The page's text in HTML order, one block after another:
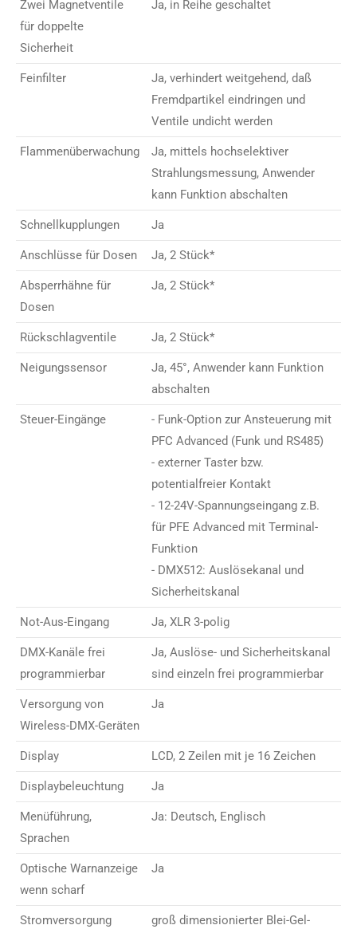
Zwei Magnetventile
für doppelte
Sicherheit
Ja, in Reihe geschaltet
Feinfilter
Ja, verhindert weitgehend, daß
Fremdpartikel eindringen und
Ventile undicht werden
Flammenüberwachung
Ja, mittels hochselektiver
Strahlungsmessung, Anwender
kann Funktion abschalten
Schnellkupplungen Ja
Anschlüsse für Dosen Ja, 2 Stück*
Absperrhähne für
Dosen
Ja, 2 Stück*
Rückschlagventile Ja, 2 Stück*
Neigungssensor
Ja, 45°, Anwender kann Funktion
abschalten
Steuer-Eingänge
- Funk-Option zur Ansteuerung mit
PFC Advanced (Funk und RS485)
- externer Taster bzw.
potentialfreier Kontakt
- 12-24V-Spannungseingang z.B.
für PFE Advanced mit Terminal-
Funktion
- DMX512: Auslösekanal und
Sicherheitskanal
Not-Aus-Eingang Ja, XLR 3-polig
DMX-Kanäle frei
programmierbar
Ja, Auslöse- und Sicherheitskanal
sind einzeln frei programmierbar
Versorgung von
Wireless-DMX-Geräten
Ja
Display LCD, 2 Zeilen mit je 16 Zeichen
Displaybeleuchtung Ja
Menüführung,
Sprachen
Ja: Deutsch, Englisch
Optische Warnanzeige
wenn scharf
Ja
Stromversorgung
groß dimensionierter Blei-Gel-